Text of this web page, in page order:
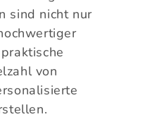
sind nicht nur
von